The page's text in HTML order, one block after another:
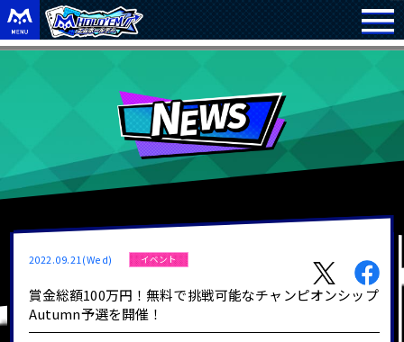
2022.09.21(Wed) イベント
賞金総額100万円！無料で挑戦可能なチャンピオンシップ
Autumn予選を開催！